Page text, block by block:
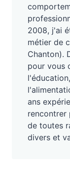
2008, j'ai
métier de
Chanton).
pour vous
ans
rencontrer
de toutes
divers et